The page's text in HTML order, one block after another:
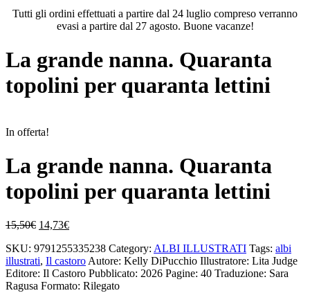
Tutti gli ordini effettuati a partire dal 24 luglio compreso verranno
evasi a partire dal 27 agosto. Buone vacanze!
La grande nanna. Quaranta
topolini per quaranta lettini
In offerta!
La grande nanna. Quaranta
topolini per quaranta lettini
15,50€ Il
originale
era:
15,50€.
14,73€Il
attuale
è:
14,73€.
SKU: 9791255335238 Category: ALBI ILLUSTRATI Tags: albi
illustrati, Il castoroAutore: Kelly DiPucchio Illustratore: Lita Judge
Editore: Il Castoro Pubblicato: 2026 Pagine: 40 Traduzione: Sara
Ragusa Formato: Rilegato